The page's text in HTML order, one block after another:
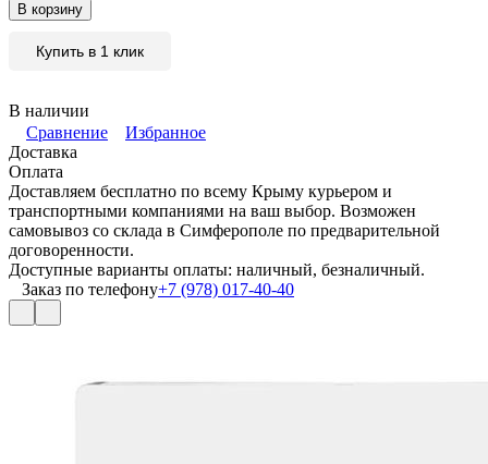
В корзину
Купить в 1 клик
В наличии
Сравнение
Избранное
Доставка
Оплата
Доставляем бесплатно по всему Крыму курьером и
транспортными компаниями на ваш выбор. Возможен
самовывоз со склада в Симферополе по предварительной
договоренности.
Доступные варианты оплаты: наличный, безналичный.
Заказ по телефону+7 (978) 017-40-40